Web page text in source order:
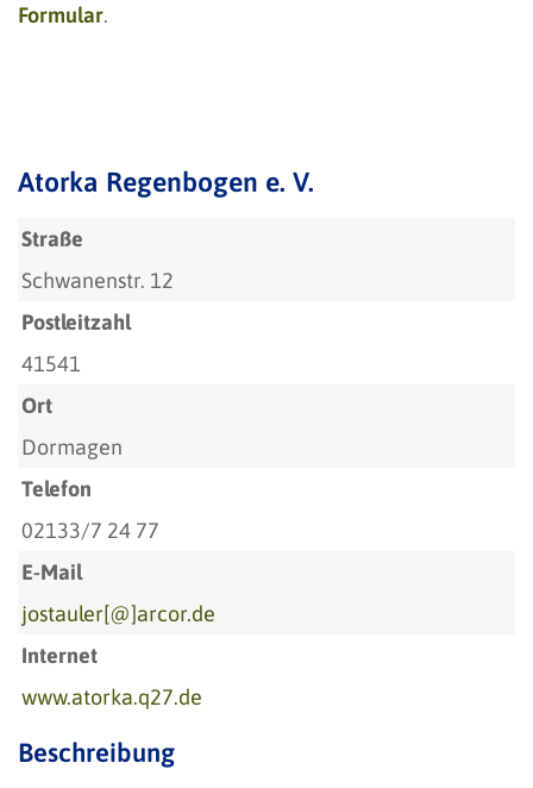
Formular.
Atorka Regenbogen e. V.
Straße
Schwanenstr. 12
Postleitzahl
41541
Ort
Dormagen
Telefon
02133/7 24 77
E-Mail
jostauler[@]arcor.de
Internet
www.atorka.q27.de
Beschreibung